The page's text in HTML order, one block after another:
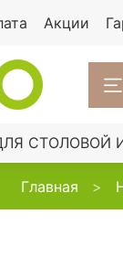
Акции
СТОЛОВОЙ
Главная